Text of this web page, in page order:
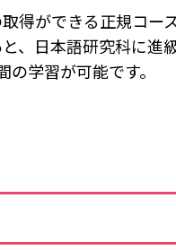
得ができる正規コー
、日本語研究科に進
の学習が可能です。